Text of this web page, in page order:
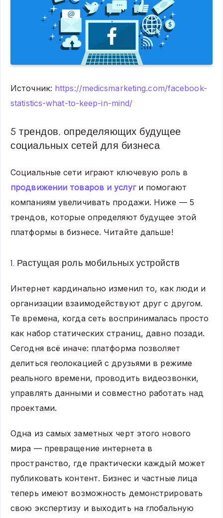
Источник: https://medicsmarketing.com/facebook-
statistics-what-to-keep-in-mind/
5 трендов, определяющих будущее
социальных сетей для бизнеса
Социальные сети играют ключевую роль в
продвижении товаров и услуги помогают
компаниям увеличивать продажи. Ниже — 5
трендов, которые определяют будущее этой
платформы в бизнесе. Читайте дальше!
1. Растущая роль мобильных устройств
Интернет кардинально изменил то, как люди и
организации взаимодействуют друг с другом.
Те времена, когда сеть воспринималась просто
как набор статических страниц, давно позади.
Сегодня всё иначе: платформа позволяет
делиться геолокацией с друзьями в режиме
реального времени, проводить видеозвонки,
управлять данными и совместно работать над
проектами.
Одна из самых заметных черт этого нового
мира — превращение интернета в
пространство, где практически каждый может
публиковать контент. Бизнес и частные лица
теперь имеют возможность демонстрировать
свою экспертизу и выходить на глобальную